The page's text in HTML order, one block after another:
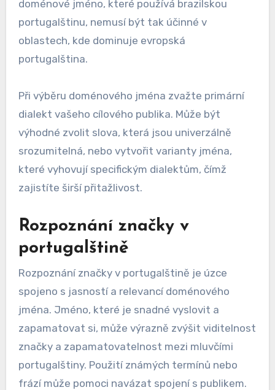
doménové jméno, které používá brazilskou
portugalštinu, nemusí být tak účinné v
oblastech, kde dominuje evropská
portugalština.
Při výběru doménového jména zvažte primární
dialekt vašeho cílového publika. Může být
výhodné zvolit slova, která jsou univerzálně
srozumitelná, nebo vytvořit varianty jména,
které vyhovují specifickým dialektům, čímž
zajistíte širší přitažlivost.
Rozpoznání značky v
portugalštině
Rozpoznání značky v portugalštině je úzce
spojeno s jasností a relevancí doménového
jména. Jméno, které je snadné vyslovit a
zapamatovat si, může výrazně zvýšit viditelnost
značky a zapamatovatelnost mezi mluvčími
portugalštiny. Použití známých termínů nebo
frází může pomoci navázat spojení s publikem.